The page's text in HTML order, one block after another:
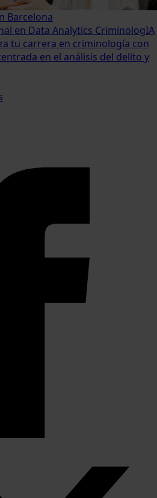
Barcelona
en Data Analytics CriminologIA
tu carrera en criminología con
en el análisis del delito y